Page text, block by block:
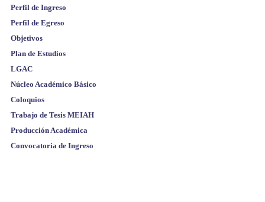
Perfil de Ingreso
Perfil de Egreso
Objetivos
Plan de Estudios
LGAC
Núcleo Académico Básico
Coloquios
Trabajo de Tesis MEIAH
Producción Académica
Convocatoria de Ingreso